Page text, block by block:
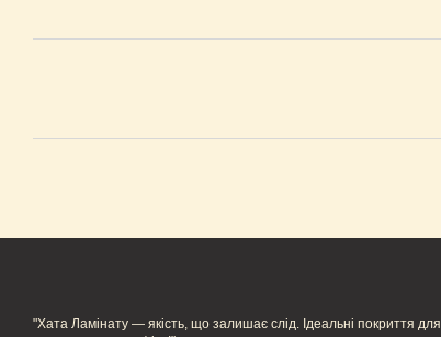
"Хата Ламінату — якість, що залишає слід. Ідеальні покриття для